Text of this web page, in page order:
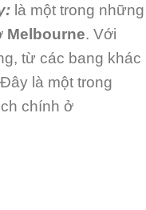
là một trong những
Melbourne. Với
từ các bang khác
là một trong
chính ở